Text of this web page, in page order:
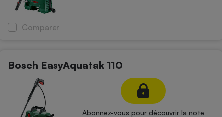
Comparer
Bosch EasyAquatak 110
Abonnez-vous pour découvrir la note